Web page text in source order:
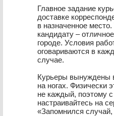
Главное задание
доставке
в назначенное
кандидату –
городе. Условия
оговариваются в
случае.
Курьеры вынуждены
на ногах. Физически
не каждый, поэтому
настраивайтесь на
«Запомнился